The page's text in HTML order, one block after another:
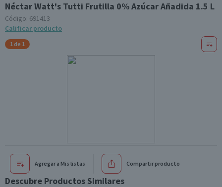
Néctar Watt's Tutti Frutilla 0% Azúcar Añadida 1.5 L
Código: 691413
Calificar producto
1 de 1
Agregar a Mis listas Compartir producto
Descubre Productos Similares